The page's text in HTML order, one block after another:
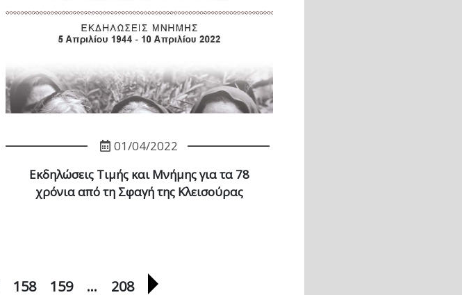
01/04/2022
Εκδηλώσεις Τιμής και Μνήμης για τα 78
χρόνια από τη Σφαγή της Κλεισούρας
158 159 … 208 Επόμενη σελίδα